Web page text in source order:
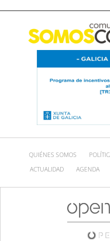
QUIÉNES SOMOS
ACTUALIDAD
AGENDA